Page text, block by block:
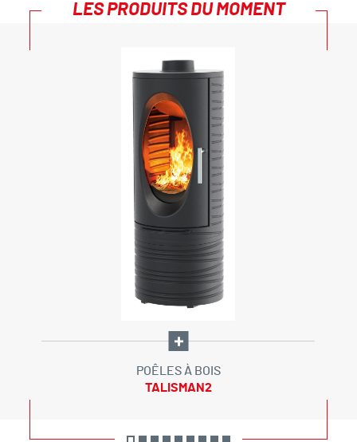
LES PRODUITS DU MOMENT
TALISMAN2
POÊLES À BOIS